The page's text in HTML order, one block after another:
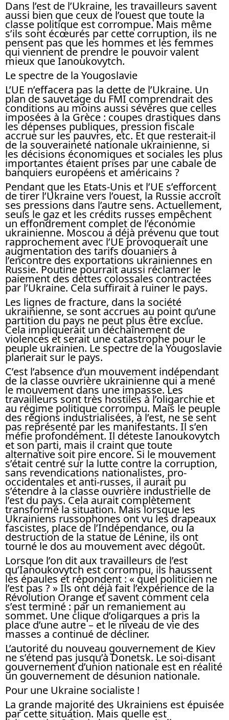
Dans l’est de l’Ukraine, les travailleurs savent
aussi bien que ceux de l’ouest que toute la
classe politique est corrompue. Mais même
s’ils sont écœurés par cette corruption, ils ne
pensent pas que les hommes et les femmes
qui viennent de prendre le pouvoir valent
mieux que Ianoukovytch.
Le spectre de la Yougoslavie
L’UE n’effacera pas la dette de l’Ukraine. Un
plan de sauvetage du FMI comprendrait des
conditions au moins aussi sévères que celles
imposées à la Grèce : coupes drastiques dans
les dépenses publiques, pression fiscale
accrue sur les pauvres, etc. Et que resterait-il
de la souveraineté nationale ukrainienne, si
les décisions économiques et sociales les plus
importantes étaient prises par une cabale de
banquiers européens et américains ?
Pendant que les Etats-Unis et l’UE s’efforcent
de tirer l’Ukraine vers l’ouest, la Russie accroît
ses pressions dans l’autre sens. Actuellement,
seuls le gaz et les crédits russes empêchent
un effondrement complet de l’économie
ukrainienne. Moscou a déjà prévenu que tout
rapprochement avec l’UE provoquerait une
augmentation des tarifs douaniers à
l’encontre des exportations ukrainiennes en
Russie. Poutine pourrait aussi réclamer le
paiement des dettes colossales contractées
par l’Ukraine. Cela suffirait à ruiner le pays.
Les lignes de fracture, dans la société
ukrainienne, se sont accrues au point qu’une
partition du pays ne peut plus être exclue.
Cela impliquerait un déchaînement de
violences et serait une catastrophe pour le
peuple ukrainien. Le spectre de la Yougoslavie
planerait sur le pays.
C’est l’absence d’un mouvement indépendant
de la classe ouvrière ukrainienne qui a mené
le mouvement dans une impasse. Les
travailleurs sont très hostiles à l’oligarchie et
au régime politique corrompu. Mais le peuple
des régions industrialisées, à l’est, ne se sent
pas représenté par les manifestants. Il s’en
méfie profondément. Il déteste Ianoukovytch
et son parti, mais il craint que toute
alternative soit pire encore. Si le mouvement
s’était centré sur la lutte contre la corruption,
sans revendications nationalistes, pro-
occidentales et anti-russes, il aurait pu
s’étendre à la classe ouvrière industrielle de
l’est du pays. Cela aurait complètement
transformé la situation. Mais lorsque les
Ukrainiens russophones ont vu les drapeaux
fascistes, place de l’Indépendance, ou la
destruction de la statue de Lénine, ils ont
tourné le dos au mouvement avec dégoût.
Lorsque l’on dit aux travailleurs de l’est
qu’Ianoukovytch est corrompu, ils haussent
les épaules et répondent : « quel politicien ne
l’est pas ? » Ils ont déjà fait l’expérience de la
Révolution Orange et savent comment cela
s’est terminé : par un remaniement au
sommet. Une clique d’oligarques a pris la
place d’une autre – et le niveau de vie des
masses a continué de décliner.
L’autorité du nouveau gouvernement de Kiev
ne s’étend pas jusqu’à Donetsk. Le soi-disant
gouvernement d’union nationale est en réalité
un gouvernement de désunion nationale.
Pour une Ukraine socialiste !
La grande majorité des Ukrainiens est épuisée
par cette situation. Mais quelle est